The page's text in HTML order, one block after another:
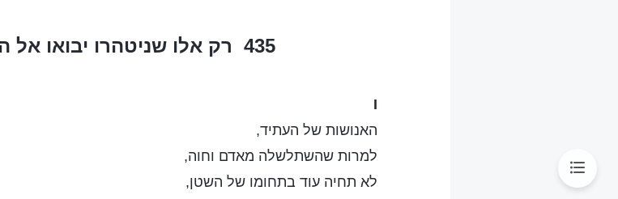
435 רק אלו שניטהרו יבואו אל המנוחה הסופית
I
האנושות של העתיד,
למרות שהשתלשלה מאדם וחוה,
לא תחיה עוד בתחומו של השטן,